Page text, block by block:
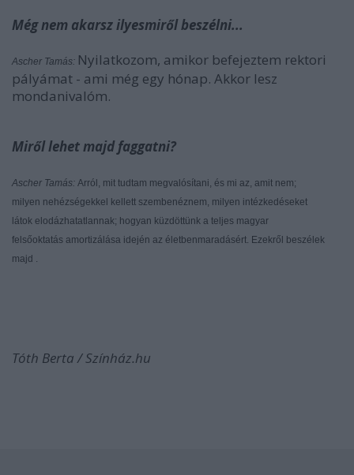
Még nem akarsz ilyesmiről beszélni...
Ascher Tamás: Nyilatkozom, amikor befejeztem rektori
pályámat - ami még egy hónap. Akkor lesz
mondanivalóm.
Miről lehet majd faggatni?
Ascher Tamás: Arról, mit tudtam megvalósítani, és mi az, amit nem;
milyen nehézségekkel kellett szembenéznem, milyen intézkedéseket
látok elodázhatatlannak; hogyan küzdöttünk a teljes magyar
felsőoktatás amortizálása idején az életbenmaradásért. Ezekről beszélek
majd .
Tóth Berta / Színház.hu